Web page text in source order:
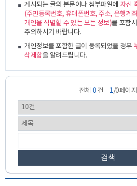
게시되는 글의 본문이나 첨부파일에 자신
(주민등록번호, 휴대폰번호, 주소, 은행계
개인을 식별할 수 있는 모든 정보)를 포함
주의하시기 바랍니다.
개인정보를 포함한 글이 등록되었을 경우
삭제함을 알려드립니다.
전체 0 건 1/0페이지
검색